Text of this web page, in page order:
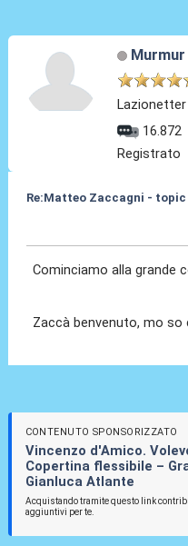
Murmur
Lazionetter
16.872
Registrato
Re:Matteo Zaccagni -
Cominciamo alla
Zaccà benvenuto, mo
CONTENUTO SPONSORIZZATO
Vincenzo d'Amico.
Copertina flessibile –
Gianluca Atlante
Acquistando tramite questo link
aggiuntivi per te.